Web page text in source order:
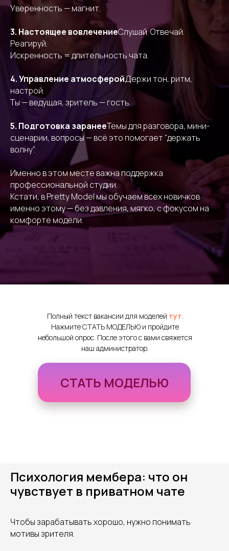
Уверенность — магнит.
3. Настоящее вовлечениеСлушай. Отвечай.
Реагируй.
Искренность = длительность чата.
4. Управление атмосферойДержи тон, ритм,
настрой.
Ты — ведущая, зритель — гость.
5. Подготовка заранееТемы для разговора, мини-
сценарии, вопросы — всё это помогает “держать
волну”.
Именно в этом месте важна поддержка
профессиональной студии.
Кстати, в Pretty Model мы обучаем всех новичков
именно этому — без давления, мягко, с фокусом на
комфорте модели.
Полный текст вакансии для моделей тут.
Нажмите СТАТЬ МОДЕЛЬЮ и пройдите
небольшой опрос. После этого с вами свяжется
наш администратор.
СТАТЬ МОДЕЛЬЮ
Психология мембера: что он
чувствует в приватном чате
Чтобы зарабатывать хорошо, нужно понимать
мотивы зрителя.